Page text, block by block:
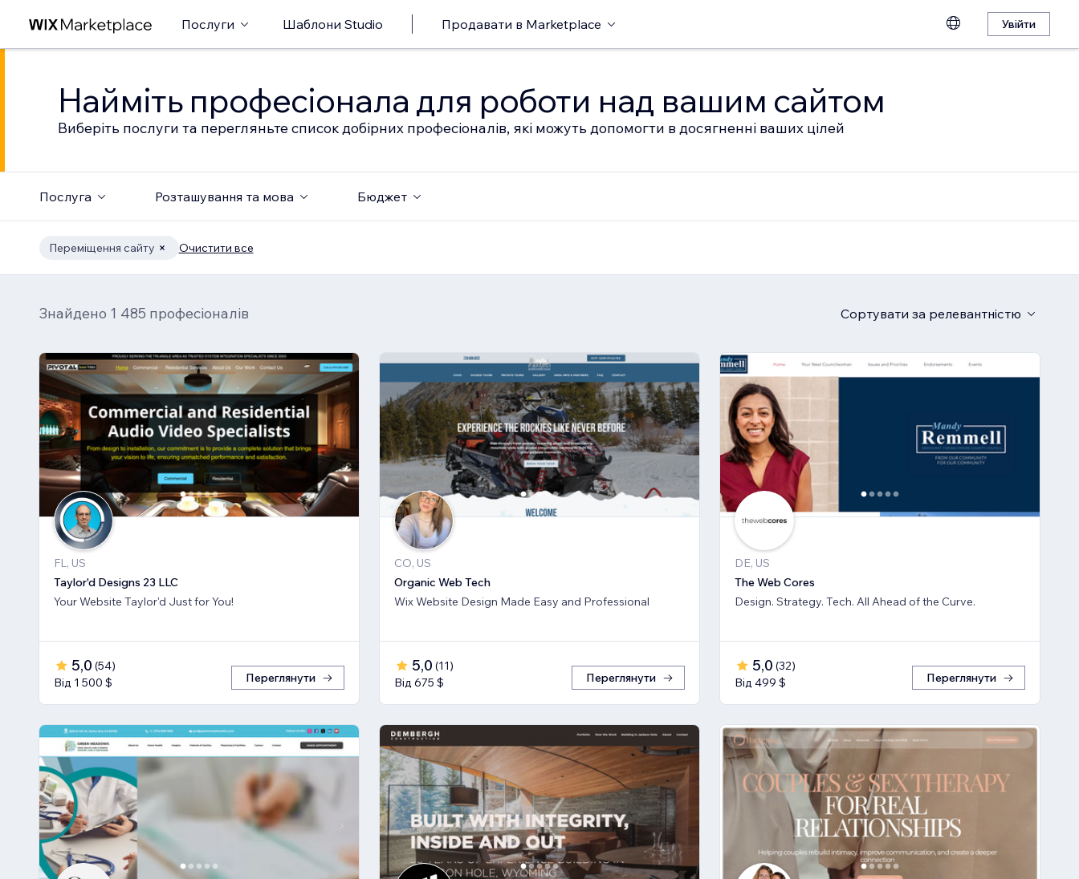
Послуги Шаблони Studio Продавати в Marketplace Увійти
Найміть професіонала для роботи над вашим сайтом
Виберіть послуги та перегляньте список добірних професіоналів, які можуть допомогти в досягненні ваших цілей
Послуга Розташування та мова Бюджет
Переміщення сайту Очистити все
Знайдено 1 485 професіоналів Сортувати за релевантністю
FL, US
Taylor'd Designs 23 LLC
Your Website Taylor'd Just for You!
5,0 (54)
Від 1 500 $
Переглянути
CO, US
Organic Web Tech
Wix Website Design Made Easy and Professional
5,0 (11)
Від 675 $
Переглянути
DE, US
The Web Cores
Design. Strategy. Tech. All Ahead of the Curve.
5,0 (32)
Від 499 $
Переглянути